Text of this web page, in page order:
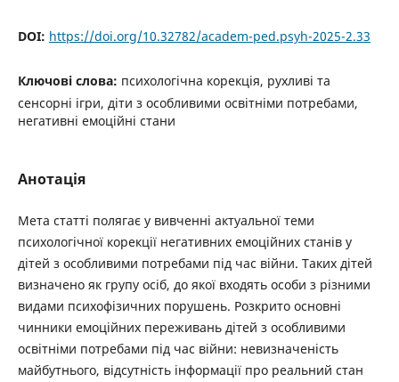
DOI: https://doi.org/10.32782/academ-ped.psyh-2025-2.33
Ключові слова: психологічна корекція, рухливі та
сенсорні ігри, діти з особливими освітніми потребами,
негативні емоційні стани
Анотація
Мета статті полягає у вивченні актуальної теми
психологічної корекції негативних емоційних станів у
дітей з особливими потребами під час війни. Таких дітей
визначено як групу осіб, до якої входять особи з різними
видами психофізичних порушень. Розкрито основні
чинники емоційних переживань дітей з особливими
освітніми потребами під час війни: невизначеність
майбутнього, відсутність інформації про реальний стан